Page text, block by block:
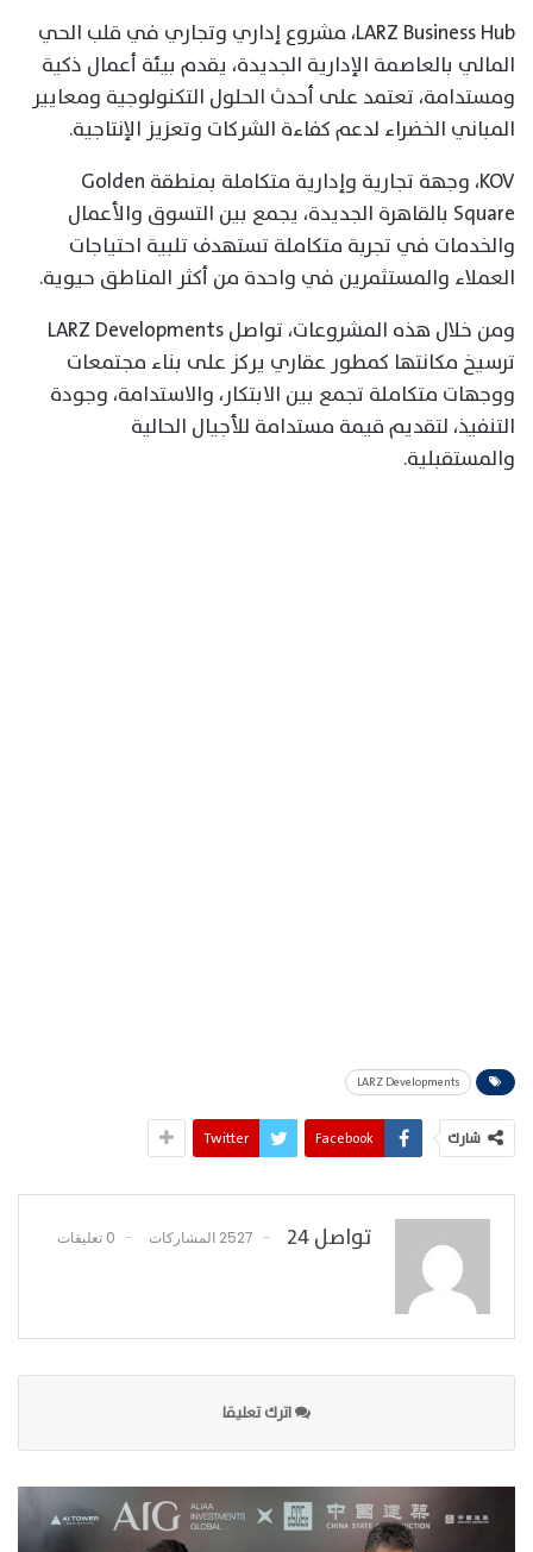
LARZ Business Hub، مشروع إداري وتجاري في قلب الحي
المالي بالعاصمة الإدارية الجديدة، يقدم بيئة أعمال ذكية
ومستدامة، تعتمد على أحدث الحلول التكنولوجية ومعايير
المباني الخضراء لدعم كفاءة الشركات وتعزيز الإنتاجية.
KOV، وجهة تجارية وإدارية متكاملة بمنطقة Golden
Square بالقاهرة الجديدة، يجمع بين التسوق والأعمال
والخدمات في تجربة متكاملة تستهدف تلبية احتياجات
العملاء والمستثمرين في واحدة من أكثر المناطق حيوية.
ومن خلال هذه المشروعات، تواصل LARZ Developments
ترسيخ مكانتها كمطور عقاري يركز على بناء مجتمعات
ووجهات متكاملة تجمع بين الابتكار، والاستدامة، وجودة
التنفيذ، لتقديم قيمة مستدامة للأجيال الحالية
والمستقبلية.
LARZ Developments
شارك Facebook
Twitter
تواصل 24 2527 المشاركات 0 تعليقات
اترك تعليقا